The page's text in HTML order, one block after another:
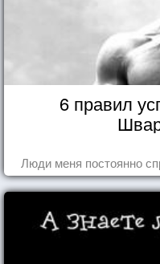
6 правил
Люди меня постоянно